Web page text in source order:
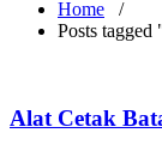
Home /
Posts tagged
Alat Cetak